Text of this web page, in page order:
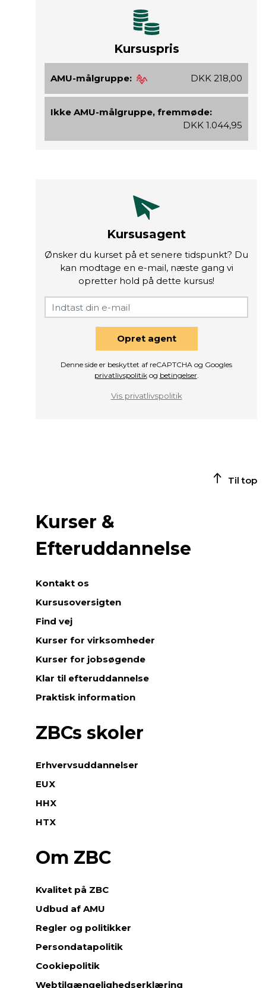
Kursuspris
AMU-målgruppe: DKK 218,00
Ikke AMU-målgruppe, fremmøde:
DKK 1.044,95
Kursusagent
Ønsker du kurset på et senere tidspunkt? Du
kan modtage en e-mail, næste gang vi
opretter hold på dette kursus!
Opret agent
Denne side er beskyttet af reCAPTCHA og Googles
privatlivspolitikog betingelser.
Vis privatlivspolitik
Til top
Kurser &
Efteruddannelse
Kontakt os
Kursusoversigten
Find vej
Kurser for virksomheder
Kurser for jobsøgende
Klar til efteruddannelse
Praktisk information
ZBCs skoler
Erhvervsuddannelser
EUX
HHX
HTX
Om ZBC
Kvalitet på ZBC
Udbud af AMU
Regler og politikker
Persondatapolitik
Cookiepolitik
Webtilgængelighedserklæring